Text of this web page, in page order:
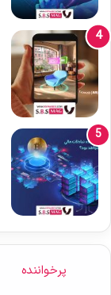
پرخواننده